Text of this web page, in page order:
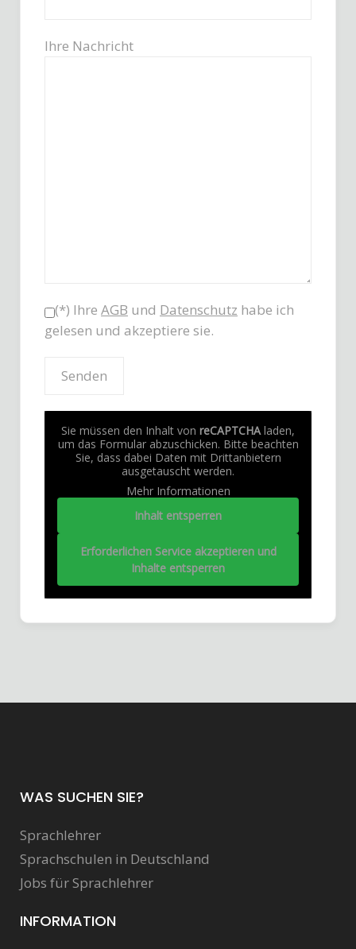
Ihre Nachricht
(*) Ihre AGB und Datenschutz habe ich
gelesen und akzeptiere sie.
Sie müssen den Inhalt von reCAPTCHAladen,
um das Formular abzuschicken. Bitte beachten
Sie, dass dabei Daten mit Drittanbietern
ausgetauscht werden.
Mehr Informationen
Inhalt entsperren
Erforderlichen Service akzeptieren und
Inhalte entsperren
WAS SUCHEN SIE?
Sprachlehrer
Sprachschulen in Deutschland
Jobs für Sprachlehrer
INFORMATION